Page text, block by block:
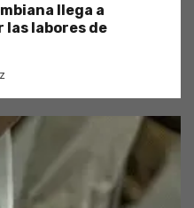
llega a
labores de